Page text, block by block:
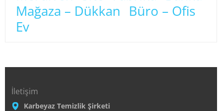
Mağaza – Dükkan Büro – Ofis
Ev
İletişim
Karbeyaz Temizlik Şirketi